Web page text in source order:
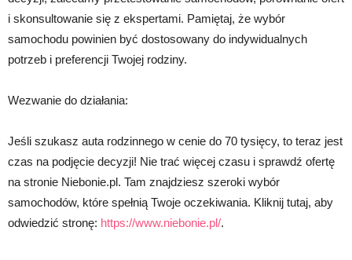
i skonsultowanie się z ekspertami. Pamiętaj, że wybór
samochodu powinien być dostosowany do indywidualnych
potrzeb i preferencji Twojej rodziny.
Wezwanie do działania:
Jeśli szukasz auta rodzinnego w cenie do 70 tysięcy, to teraz jest
czas na podjęcie decyzji! Nie trać więcej czasu i sprawdź ofertę
na stronie Niebonie.pl. Tam znajdziesz szeroki wybór
samochodów, które spełnią Twoje oczekiwania. Kliknij tutaj, aby
odwiedzić stronę: https://www.niebonie.pl/.